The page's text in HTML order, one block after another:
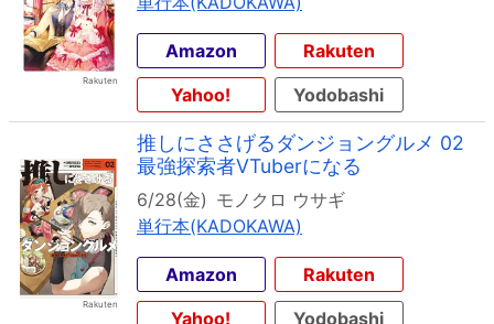
Amazon
Rakuten
Yahoo!
Yodobashi
推しにささげるダンジョングルメ 02
最強探索者VTuberになる
6/28(金) モノクロ ウサギ
単行本(KADOKAWA)
Amazon
Rakuten
Yahoo!
Yodobashi